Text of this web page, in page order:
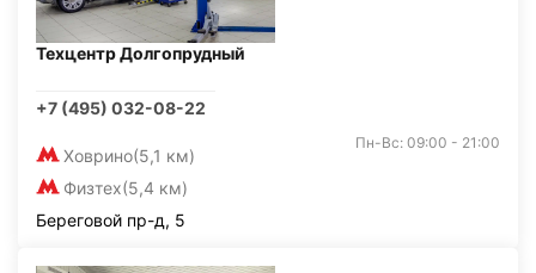
Техцентр Долгопрудный
+7 (495) 032-08-22
Ховрино(5,1 км)
Физтех(5,4 км)
Пн-Вс: 09:00 - 21:00
Береговой пр-д, 5